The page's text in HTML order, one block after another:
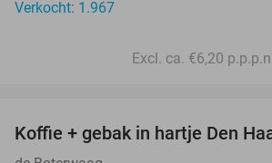
Verkocht: 1.967
Excl. ca. €6,20
Koffie + gebak in hartje Den